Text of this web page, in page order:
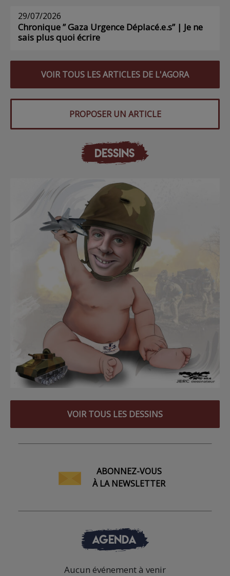
29/07/2026
Chronique ” Gaza Urgence Déplacé.e.s” | Je ne
sais plus quoi écrire
VOIR TOUS LES ARTICLES DE L'AGORA
PROPOSER UN ARTICLE
DESSINS
VOIR TOUS LES DESSINS
ABONNEZ-VOUS
À LA NEWSLETTER
AGENDA
Aucun événement à venir